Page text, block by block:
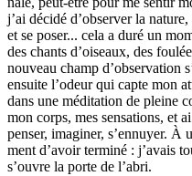
j’ai décidé d’obser­­ver la
et se poser... cela a duré un
des chants d’oiseaux, des
nou­­veau champ d’obser­­va­­tion
ensuite l’odeur qui capte mon
dans une médi­­ta­­tion de pleine
mon corps, mes sen­­sa­­tions, et
penser, ima­­gi­­ner, s’ennuyer.
ment d’avoir ter­­miné : j’avais
s’ouvre la porte de l’abri.